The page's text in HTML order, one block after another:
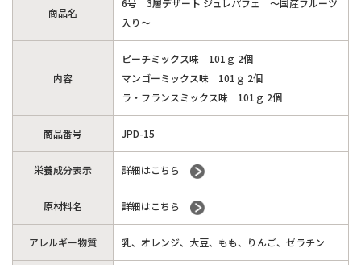
商品名
6号 3層デザート ジュレパフェ ～国産フルーツ
入り～
内容
ピーチミックス味 101ｇ 2個
マンゴーミックス味 101ｇ 2個
ラ・フランスミックス味 101ｇ 2個
商品番号 JPD-15
栄養成分表示 詳細はこちら
原材料名 詳細はこちら
アレルギー物質 乳、オレンジ、大豆、もも、りんご、ゼラチン